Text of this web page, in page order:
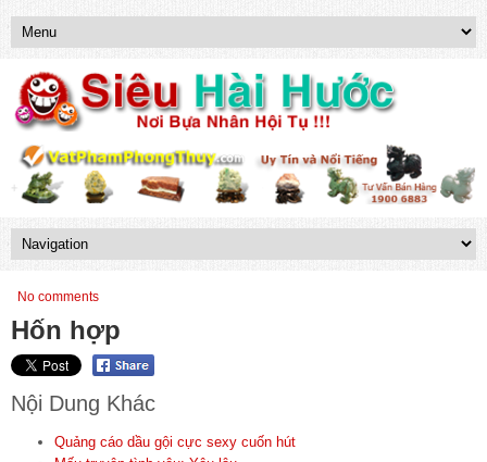
No comments
Hốn hợp
Nội Dung Khác
Quảng cáo dầu gội cực sexy cuốn hút